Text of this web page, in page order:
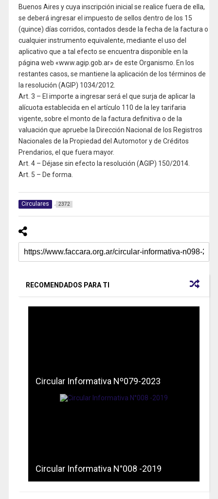
Buenos Aires y cuya inscripción inicial se realice fuera de ella,
se deberá ingresar el impuesto de sellos dentro de los 15
(quince) días corridos, contados desde la fecha de la factura o
cualquier instrumento equivalente, mediante el uso del
aplicativo que a tal efecto se encuentra disponible en la
página web «www.agip.gob.ar» de este Organismo. En los
restantes casos, se mantiene la aplicación de los términos de
la resolución (AGIP) 1034/2012.
Art. 3 – El importe a ingresar será el que surja de aplicar la
alícuota establecida en el artículo 110 de la ley tarifaria
vigente, sobre el monto de la factura definitiva o de la
valuación que apruebe la Dirección Nacional de los Registros
Nacionales de la Propiedad del Automotor y de Créditos
Prendarios, el que fuera mayor.
Art. 4 – Déjase sin efecto la resolución (AGIP) 150/2014.
Art. 5 – De forma.
Circulares 2372
RECOMENDADOS PARA TI
Circular Informativa Nº079-2023
Circular Informativa N°008 -2019